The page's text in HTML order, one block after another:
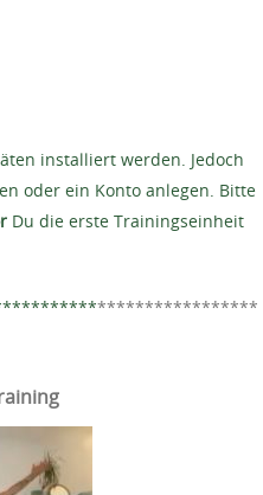
installiert werden. Jedoch
oder ein Konto anlegen. Bitte
Du die erste Trainingseinheit
*****************